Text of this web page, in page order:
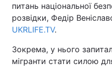
питань національної
розвідки, Федір
UKRLIFE.TV.
Зокрема, у нього
мігранти стати силою